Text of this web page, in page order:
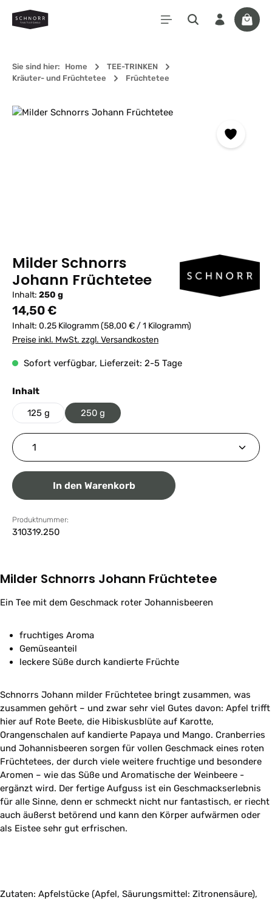
Zum Hauptinhalt springen
Sie sind hier: Home
TEE-TRINKEN
Kräuter- und Früchtetee
Früchtetee
Bildergalerie überspringen
Milder Schnorrs
Johann Früchtetee
Inhalt: 250 g
Regulärer Preis:
14,50 €
Inhalt: 0.25 Kilogramm(58,00 € / 1 Kilogramm)
Preise inkl. MwSt. zzgl. Versandkosten
Sofort verfügbar, Lieferzeit: 2-5 Tage
Inhaltauswählen
125 g 250 g
Produkt Anzahl: Gib den gewünschten Wert ein
In den Warenkorb
Produktnummer:
310319.250
Milder Schnorrs Johann Früchtetee
Ein Tee mit dem Geschmack roter Johannisbeeren
fruchtiges Aroma
Gemüseanteil
leckere Süße durch kandierte Früchte
Schnorrs Johann milder Früchtetee bringt zusammen, was
zusammen gehört – und zwar sehr viel Gutes davon: Apfel trifft
hier auf Rote Beete, die Hibiskusblüte auf Karotte,
Orangenschalen auf kandierte Papaya und Mango. Cranberries
und Johannisbeeren sorgen für vollen Geschmack eines roten
Früchtetees, der durch viele weitere fruchtige und besondere
Aromen – wie das Süße und Aromatische der Weinbeere -
ergänzt wird. Der fertige Aufguss ist ein Geschmackserlebnis
für alle Sinne, denn er schmeckt nicht nur fantastisch, er riecht
auch äußerst betörend und kann den Körper aufwärmen oder
als Eistee sehr gut erfrischen.
Zutaten: Apfelstücke (Apfel, Säurungsmittel: Zitronensäure),